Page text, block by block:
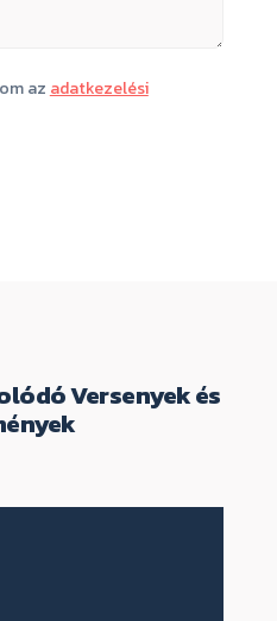
az adatkezelési
Versenyek és